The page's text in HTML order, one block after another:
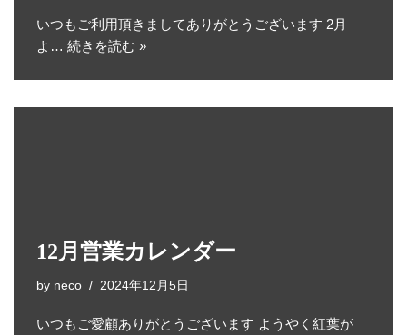
いつもご利用頂きましてありがとうございます 2月
よ… 続きを読む »
12月営業カレンダー
by neco 2024年12月5日
いつもご愛顧ありがとうございます ようやく紅葉が